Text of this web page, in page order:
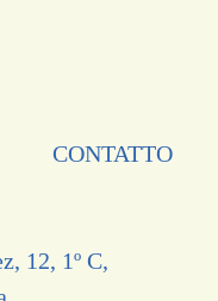
CONTATTO
12, 1º C,